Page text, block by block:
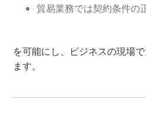
貿易業務では契約条件の
を可能にし、ビジネスの現場
ます。